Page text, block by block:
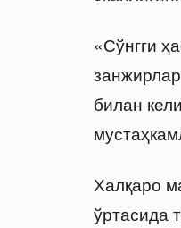
«Сўнгги
билан
Халқаро
ўртасида